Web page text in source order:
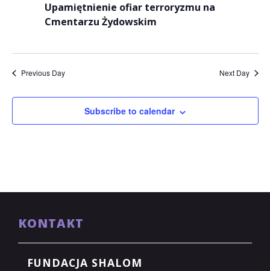
Upamiętnienie ofiar terroryzmu na
Cmentarzu Żydowskim
Previous Day Next Day
Subscribe to calendar
KONTAKT
FUNDACJA SHALOM